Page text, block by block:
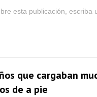
esta publicación,
que cargaban
de a pie